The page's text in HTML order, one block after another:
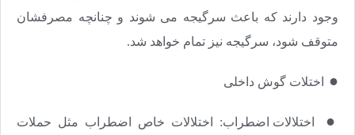
وجود دارند که باعث سرگیجه می شوند و چنانچه مصرفشان
متوقف شود، سرگیجه نیز تمام خواهد شد.
●​​​​​​​ اختلات گوش داخلی
●​​​​​​​
اختلالات اضطراب: اختلالات خاص اضطراب مثل حملات